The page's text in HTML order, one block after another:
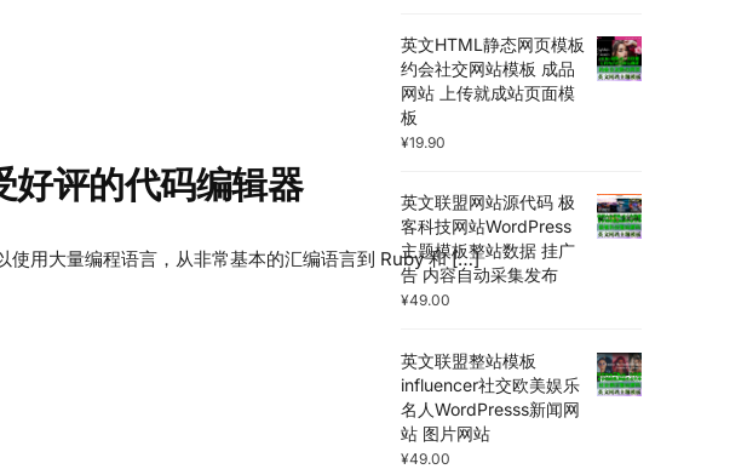
评的代码编辑器
使用大量编程语言，从非常基本的汇编语言到 Ruby 和 […]
英文HTML静态网页模板
约会社交网站模板 成品
网站 上传就成站页面模
板
¥19.90
英文联盟网站源代码 极
客科技网站WordPress
主题模板整站数据 挂广
告 内容自动采集发布
¥49.00
英文联盟整站模板
influencer社交欧美娱乐
名人WordPresss新闻网
站 图片网站
¥49.00